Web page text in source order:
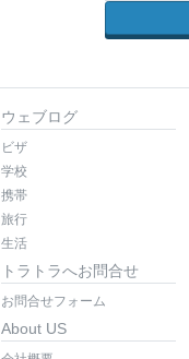
ウェブログ
ビザ
学校
携帯
旅行
生活
トラトラへお問合せ
お問合せフォーム
About US